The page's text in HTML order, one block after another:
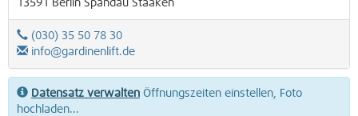
13591 Berlin Spandau Staaken
(030) 35 50 78 30
info@gardinenlift.de
Datensatz verwalten Öffnungszeiten einstellen, Foto
hochladen...